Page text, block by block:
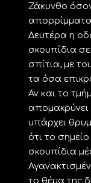
Ζάκυνθο
Δευτέρα η
σκουπίδια
σπίτια, με
τα όσα
Αν και το
υπάρχει
ότι το
σκουπίδια
το θέμα της